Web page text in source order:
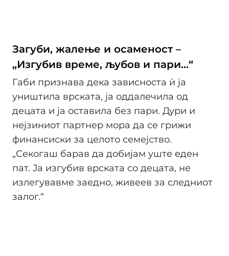
Загуби, жалење и осаменост –
„Изгубив време, љубов и пари…“
Габи признава дека зависноста ѝ ја
уништила врската, ја оддалечила од
децата и ја оставила без пари. Дури и
нејзиниот партнер мора да се грижи
финансиски за целото семејство.
„Секогаш барав да добијам уште еден
пат. Ја изгубив врската со децата, не
излегувавме заедно, живеев за следниот
залог.“